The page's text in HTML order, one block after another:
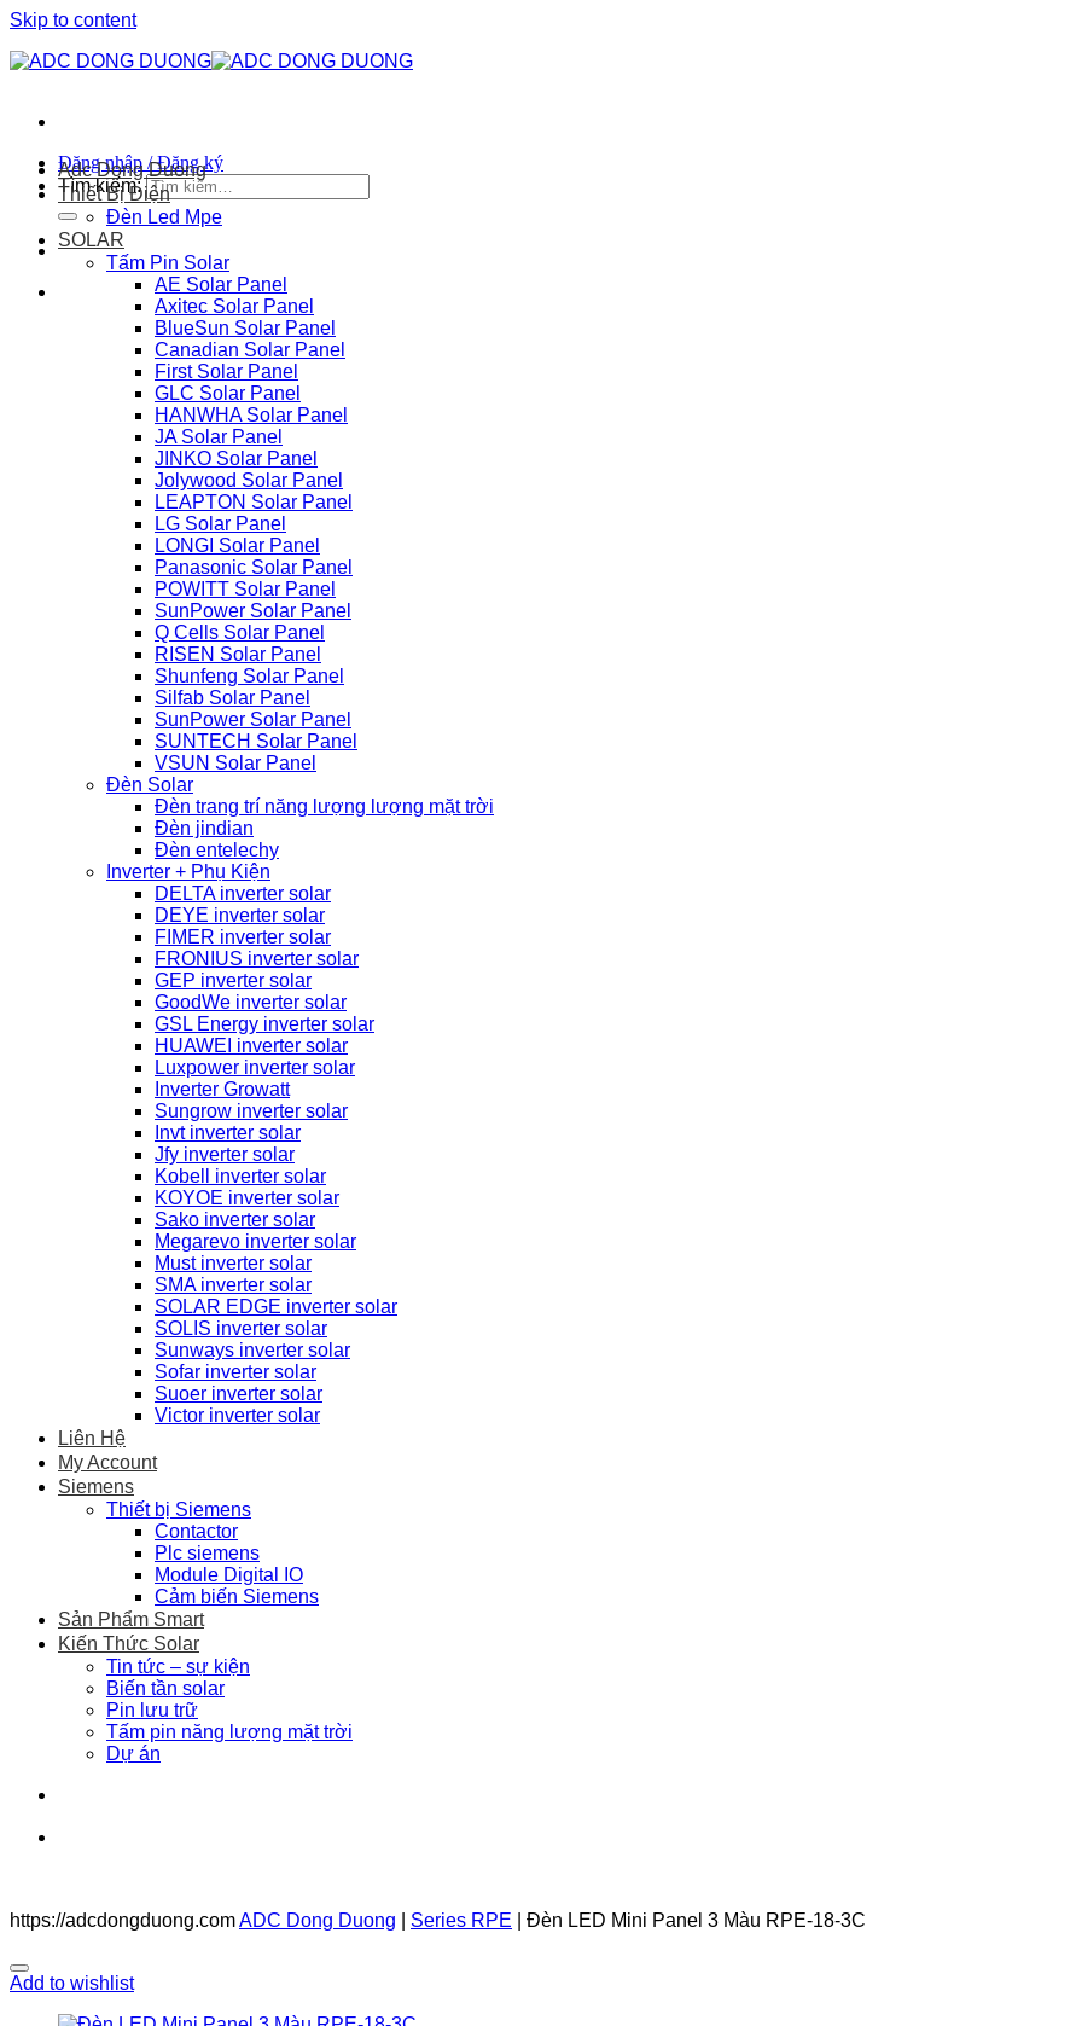
Skip to content
Đăng nhập / Đăng ký
Tìm kiếm:
Adc Dong Duong
Thiết Bị Điện
Đèn Led Mpe
SOLAR
Tấm Pin Solar
AE Solar Panel
Axitec Solar Panel
BlueSun Solar Panel
Canadian Solar Panel
First Solar Panel
GLC Solar Panel
HANWHA Solar Panel
JA Solar Panel
JINKO Solar Panel
Jolywood Solar Panel
LEAPTON Solar Panel
LG Solar Panel
LONGI Solar Panel
Panasonic Solar Panel
POWITT Solar Panel
SunPower Solar Panel
Q Cells Solar Panel
RISEN Solar Panel
Shunfeng Solar Panel
Silfab Solar Panel
SunPower Solar Panel
SUNTECH Solar Panel
VSUN Solar Panel
Đèn Solar
Đèn trang trí năng lượng lượng mặt trời
Đèn jindian
Đèn entelechy
Inverter + Phụ Kiện
DELTA inverter solar
DEYE inverter solar
FIMER inverter solar
FRONIUS inverter solar
GEP inverter solar
GoodWe inverter solar
GSL Energy inverter solar
HUAWEI inverter solar
Luxpower inverter solar
Inverter Growatt
Sungrow inverter solar
Invt inverter solar
Jfy inverter solar
Kobell inverter solar
KOYOE inverter solar
Sako inverter solar
Megarevo inverter solar
Must inverter solar
SMA inverter solar
SOLAR EDGE inverter solar
SOLIS inverter solar
Sunways inverter solar
Sofar inverter solar
Suoer inverter solar
Victor inverter solar
Liên Hệ
My Account
Siemens
Thiết bị Siemens
Contactor
Plc siemens
Module Digital IO
Cảm biến Siemens
Sản Phẩm Smart
Kiến Thức Solar
Tin tức – sự kiện
Biến tần solar
Pin lưu trữ
Tấm pin năng lượng mặt trời
Dự án
https://adcdongduong.comADC Dong Duong Series RPE Đèn LED Mini Panel 3 Màu RPE-18-3C
Add to wishlist